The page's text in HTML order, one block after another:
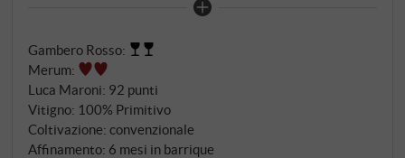
è da tempo riconosciuta come una delle
Puglia – apprezzata sia in Italia che a livello
internazionale. Le viti di Primitivo crescono sui
caratteristici terreni rossi di Manduria, la cui
struttura argillo-calcarea è ricca di minerali e ossidi
di ferro. Questi terreni, con il loro sottosuolo roccioso
Gambero Rosso:
Merum:
Luca Maroni: 92 punti
Vitigno: 100% Primitivo
Coltivazione: convenzionale
Affinamento: 6 mesi in barrique